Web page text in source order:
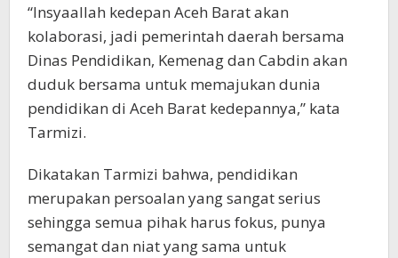
“Insyaallah kedepan Aceh Barat akan
kolaborasi, jadi pemerintah daerah bersama
Dinas Pendidikan, Kemenag dan Cabdin akan
duduk bersama untuk memajukan dunia
pendidikan di Aceh Barat kedepannya,” kata
Tarmizi.
Dikatakan Tarmizi bahwa, pendidikan
merupakan persoalan yang sangat serius
sehingga semua pihak harus fokus, punya
semangat dan niat yang sama untuk